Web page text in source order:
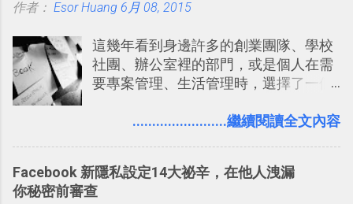
享合作，讓彼此都能在手機上查看這次
（或是沒有好的印表機），又不想跑照
提供了印照片的服務 ，而且價格不貴，
可以立即拿到，操作流程也十分簡單。
之前我在電腦玩物分享過：「 不需買印
方便教學 」。這篇文章則從印照片出
作者： Esor Huang 6月 08, 2015
這幾年看到身邊許多的創業團隊、學校
社團、辦公室裡的部門，或是個人在需
要專案管理、生活管理時，選擇了一個
一個什麼樣的管理工具，讓這麼多人都
念」的管理教學文章： 把 Evernote 當
作 Trello！ Kanbanote 筆記看板管理法
........................繼續閱讀全文內容
Facebook 新隱私設定14大祕辛，在他人洩漏
你秘密前審查